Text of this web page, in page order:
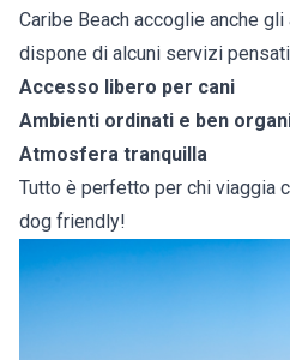
Caribe Beach accoglie anche
dispone di alcuni servizi
Accesso libero per cani
Ambienti ordinati e ben
Atmosfera tranquilla
Tutto è perfetto per chi viaggia
dog friendly!